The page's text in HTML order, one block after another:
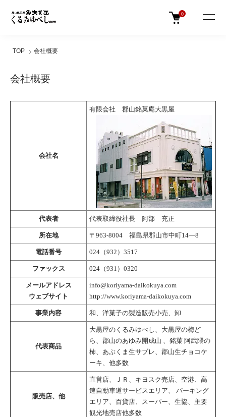
0
TOP 会社概要
会社概要
会社名
有限会社 郡山銘菓庵大黒屋
代表者 代表取締役社長 阿部 充正
所在地 〒963-8004 福島県郡山市中町14―8
電話番号 024（932）3517
ファックス 024（931）0320
メールアドレス
ウェブサイト
info@koriyama-daikokuya.com
http://www.koriyama-daikokuya.com
事業内容 和、洋菓子の製造販売小売、卸
代表商品
大黒屋のくるみゆべし、大黒屋の梅ど
ら、郡山のあゆみ開成山 、銘菓 阿武隈の
柿、あぶくま生サブレ、郡山生チョコケ
ーキ、他多数
販売店、他
直営店、ＪＲ、キヨスク売店、空港、高
速自動車道サービスエリア、 パーキング
エリア、百貨店、スーパー、生協、主要
観光地売店他多数